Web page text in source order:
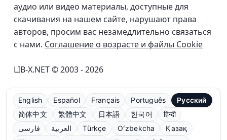
аудио или видео материалы, доступные для
скачивания на нашем сайте, нарушают права
авторов, просим вас незамедлительно связаться
с нами. Соглашение о возрасте и файлы Cookie
LIB-X.NET © 2003 - 2026
English Español Français Português
Русский
简体中文
繁體中文 日本語 한국어
हिन्दी
فارسی
العربية Türkçe Oʻzbekcha
Қазақ